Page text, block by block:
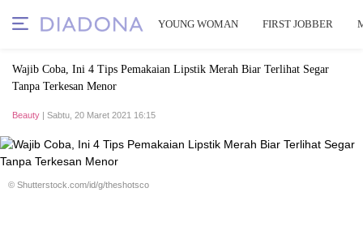
YOUNG WOMAN FIRST JOBBER
Wajib Coba, Ini 4 Tips Pemakaian Lipstik Merah Biar Terlihat Segar
Tanpa Terkesan Menor
Beauty | Sabtu, 20 Maret 2021 16:15
© Shutterstock.com/id/g/theshotsco